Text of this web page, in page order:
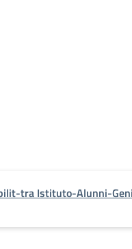
tra Istituto-Alunni-